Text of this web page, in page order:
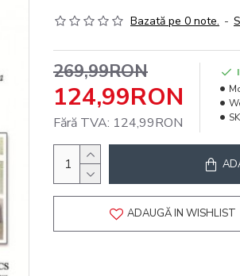
Bazată pe 0 note. -
124,99RON
269,99RON
Fără TVA: 124,99RON
ADAUGĂ IN WISHLIST